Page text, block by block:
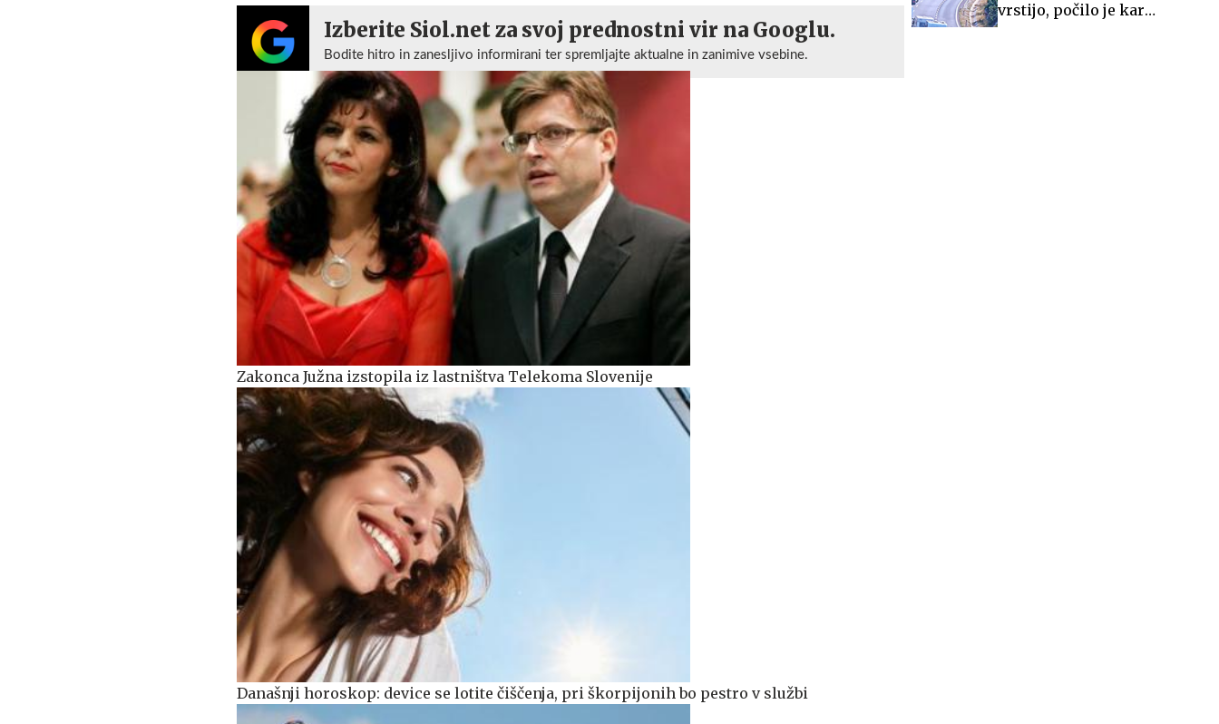
Izberite Siol.net za svoj prednostni vir na Googlu.
Bodite hitro in zanesljivo informirani ter spremljajte aktualne in zanimive vsebine.
Zakonca Južna izstopila iz lastništva Telekoma Slovenije
Današnji horoskop: device se lotite čiščenja, pri škorpijonih bo pestro v službi
vrstijo, počilo je kar